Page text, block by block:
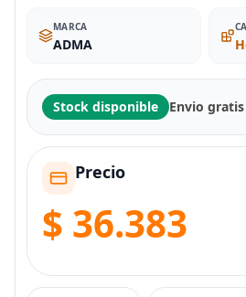
MARCA
ADMA
Stock disponible Envio
Precio
$ 36.383